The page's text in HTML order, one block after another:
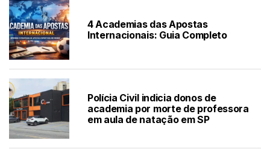
4 Academias das Apostas
Internacionais: Guia Completo
Polícia Civil indicia donos de
academia por morte de professora
em aula de natação em SP